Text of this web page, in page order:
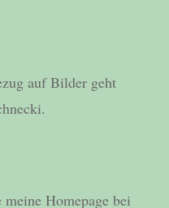
auf Bilder geht
Homepage bei